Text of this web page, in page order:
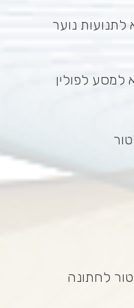
נוער
למסע לפולין
לחתונה